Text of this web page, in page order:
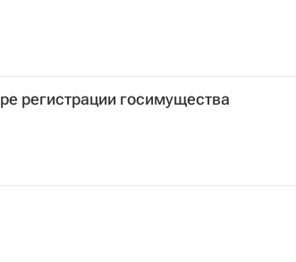
регистрации госимущества